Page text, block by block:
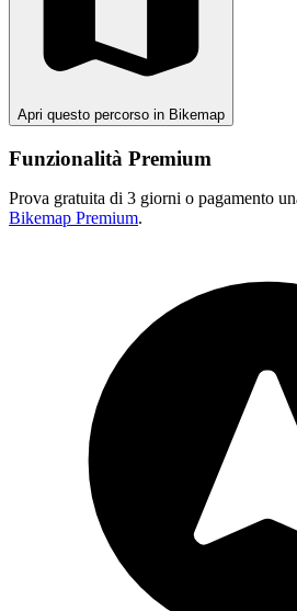
Apri questo percorso in Bikemap
Funzionalità Premium
Prova gratuita di 3 giorni o pagamento
Bikemap Premium.